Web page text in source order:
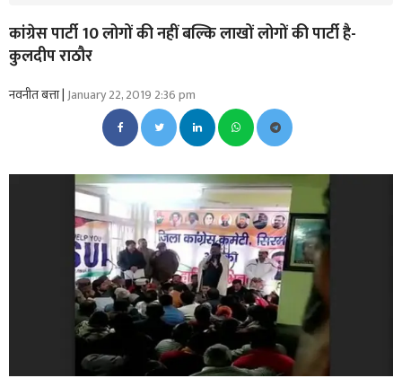
कांग्रेस पार्टी 10 लोगों की नहीं बल्कि लाखों लोगों की पार्टी है-
कुलदीप राठौर
नवनीत बत्ता |January 22, 2019 2:36 pm